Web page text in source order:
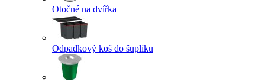
Otočné na dvířka
Odpadkový koš do šuplíku